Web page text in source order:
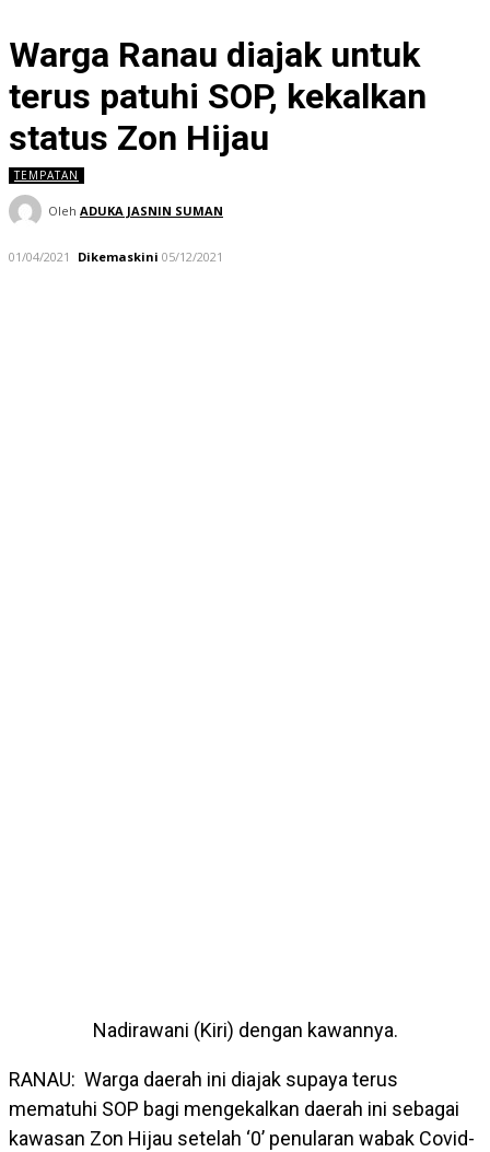
Warga Ranau diajak untuk
terus patuhi SOP, kekalkan
status Zon Hijau
TEMPATAN
Oleh ADUKA JASNIN SUMAN
01/04/2021 Dikemaskini 05/12/2021
Nadirawani (Kiri) dengan kawannya.
RANAU: Warga daerah ini diajak supaya terus
mematuhi SOP bagi mengekalkan daerah ini sebagai
kawasan Zon Hijau setelah ‘0’ penularan wabak Covid-